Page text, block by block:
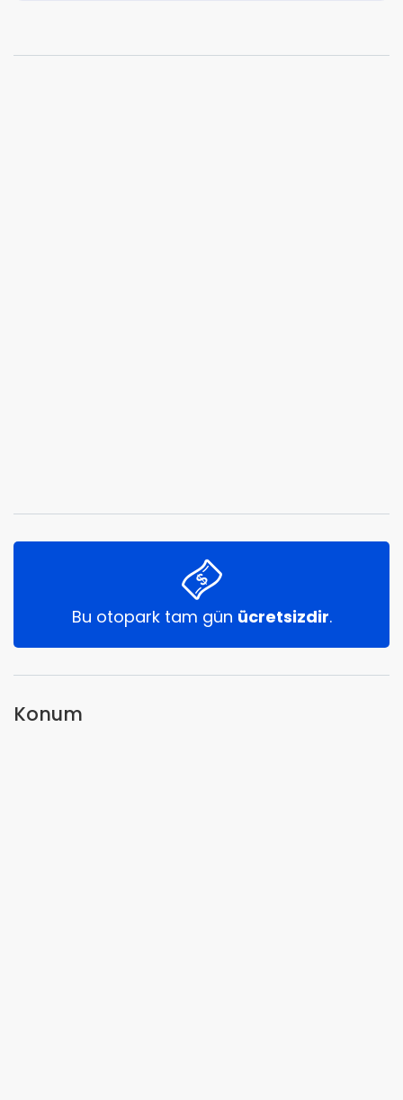
Bu otopark tam gün ücretsizdir.
Konum